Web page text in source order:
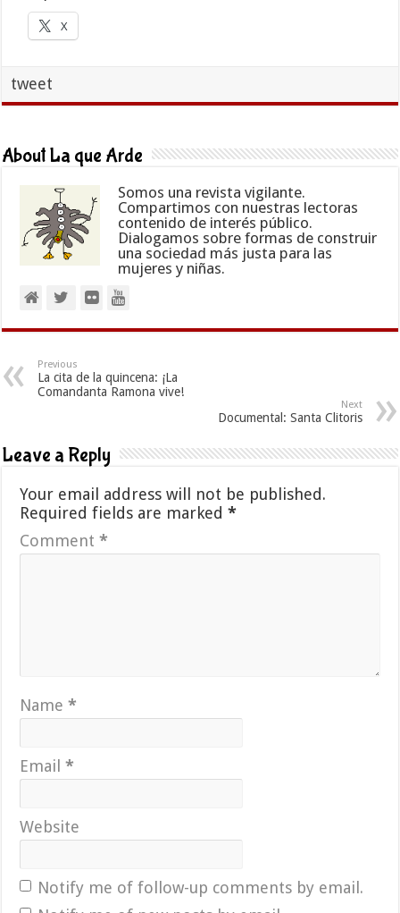
X
tweet
About La que Arde
Somos una revista vigilante.
Compartimos con nuestras lectoras
contenido de interés público.
Dialogamos sobre formas de construir
una sociedad más justa para las
mujeres y niñas.
Previous
La cita de la quincena: ¡La
Comandanta Ramona vive!
Next
Documental: Santa Clitoris
Leave a Reply
Your email address will not be published.
Required fields are marked*
Comment*
Name*
Email*
Website
Notify me of follow-up comments by email.